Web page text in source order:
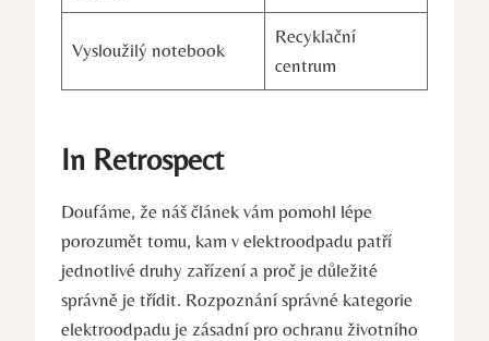
Vysloužilý notebook
Recyklační
centrum
In Retrospect
Doufáme, že náš článek vám pomohl lépe
porozumět tomu, kam v elektroodpadu patří
jednotlivé druhy zařízení a proč je důležité
správně je třídit. Rozpoznání správné kategorie
elektroodpadu je zásadní pro ochranu životního